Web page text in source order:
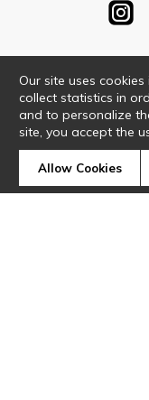
Our site uses
collect statistics in
and to personalize
site, you accept the
Allow Cookies